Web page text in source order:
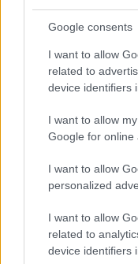
Google consents
I want to allow
related to
device identifiers
I want to allow
Google for online
I want to allow
personalized
I want to allow
related to
device identifiers
A Fortnite
Hunter_GS|2022 május
Fortnite-ba, de
Doctor Strange